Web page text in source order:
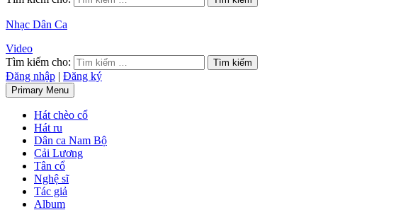
Nhạc Dân Ca
Video
Tìm kiếm cho:
Đăng nhập | Đăng ký
Primary Menu
Hát chèo cổ
Hát ru
Dân ca Nam Bộ
Cải Lương
Tân cổ
Nghệ sĩ
Tác giả
Album